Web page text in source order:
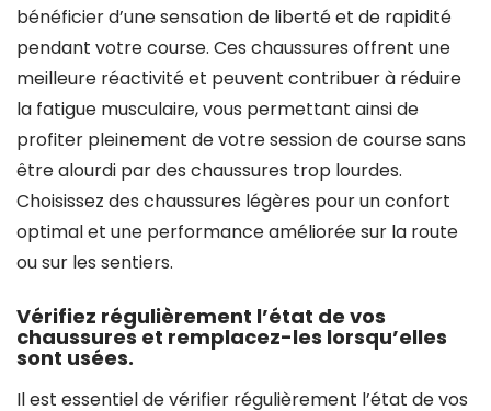
bénéficier d’une sensation de liberté et de rapidité
pendant votre course. Ces chaussures offrent une
meilleure réactivité et peuvent contribuer à réduire
la fatigue musculaire, vous permettant ainsi de
profiter pleinement de votre session de course sans
être alourdi par des chaussures trop lourdes.
Choisissez des chaussures légères pour un confort
optimal et une performance améliorée sur la route
ou sur les sentiers.
Vérifiez régulièrement l’état de vos
chaussures et remplacez-les lorsqu’elles
sont usées.
Il est essentiel de vérifier régulièrement l’état de vos